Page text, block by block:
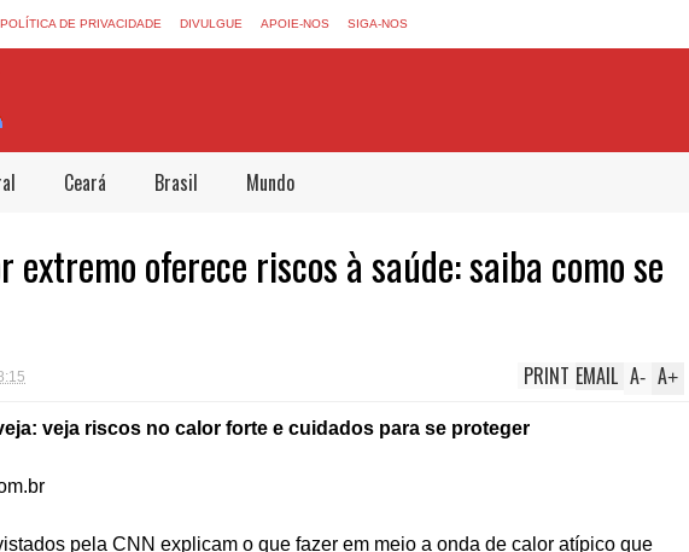
POLÍTICA DE PRIVACIDADE DIVULGUE APOIE-NOS SIGA-NOS
Ceará Brasil Mundo
extremo oferece riscos à saúde: saiba como se
A+
A-
EMAIL
PRINT
veja riscos no calor forte e cuidados para se proteger
pela CNN explicam o que fazer em meio a onda de calor atípico que